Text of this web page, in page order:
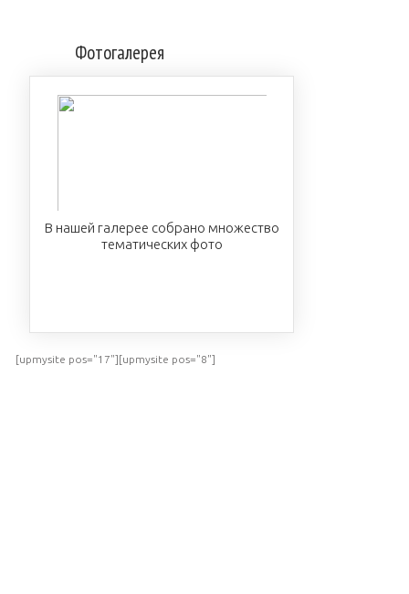
Фотогалерея
В нашей галерее собрано множество
тематических фото
[upmysite pos="17"][upmysite pos="8"]